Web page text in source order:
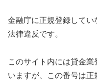
金融庁に正規登録して
法律違反です。
このサイト内には貸金
いますが、この番号は